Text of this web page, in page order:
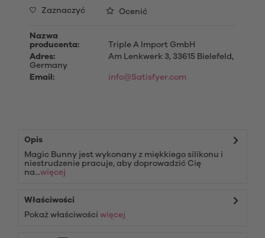
Zaznaczyć Ocenić
Nazwa
producenta:
Triple A Import GmbH
Adres:
Am Lenkwerk 3, 33615 Bielefeld,
Germany
Email:
info@Satisfyer.com
Opis
Magic Bunny jest wykonany z miękkiego silikonu i
niestrudzenie pracuje, aby doprowadzić Cię
na...więcej
Właściwości
Pokaż właściwości więcej